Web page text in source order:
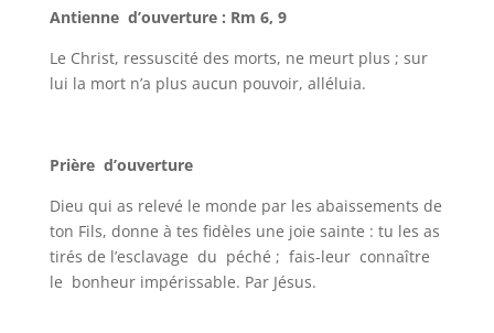
Antienne d’ouverture : Rm 6, 9
Le Christ, ressuscité des morts, ne meurt plus ; sur
lui la mort n’a plus aucun pouvoir, alléluia.
Prière d’ouverture
Dieu qui as relevé le monde par les abaissements de
ton Fils, donne à tes fidèles une joie sainte : tu les as
tirés de l’esclavage du péché ; fais-leur connaître
le bonheur impérissable. Par Jésus.